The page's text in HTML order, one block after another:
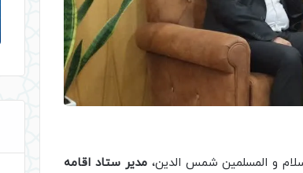
و المسلمین شمس الدین، مدیر ستاد اقامه